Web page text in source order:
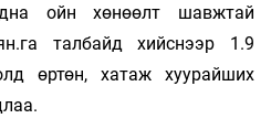
ойн хөнөөлт шавжтай
талбайд хийснээр 1.9
өртөн, хатаж хуурайших